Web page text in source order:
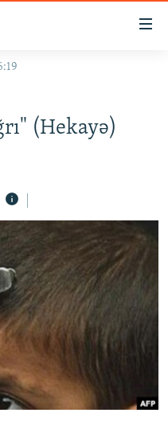
(Hekayə)